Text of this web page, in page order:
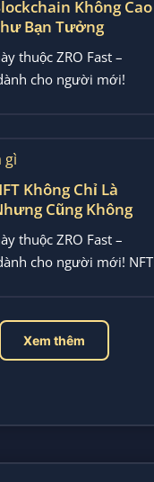
Không Cao
Bạn Tưởng
thuộc ZRO Fast –
cho người mới!
Không Chỉ Là
Cũng Không
thuộc ZRO Fast –
cho người mới! NFT
Xem thêm